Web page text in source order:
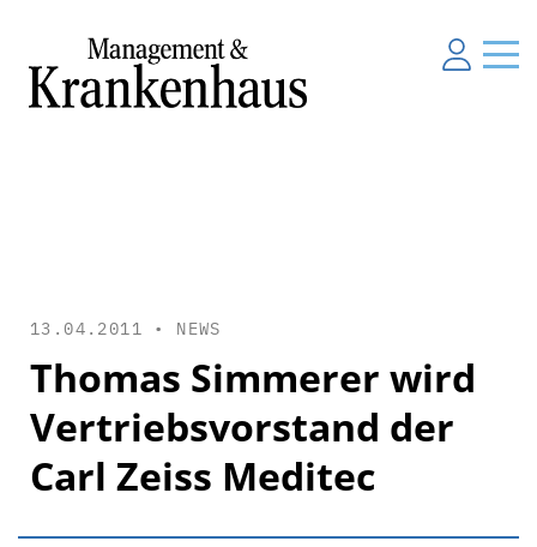
13.04.2011 • NEWS
Thomas Simmerer wird
Vertriebsvorstand der
Carl Zeiss Meditec